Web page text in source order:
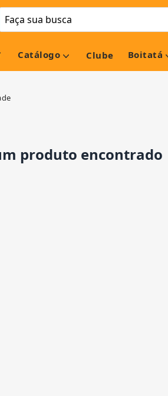
Catálogo Clube Boitatá
produto encontrado